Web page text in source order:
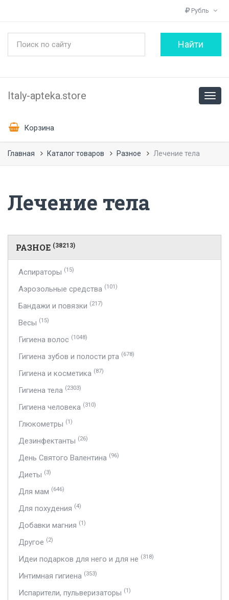
Рубль
Italy-apteka.store
Корзина
Главная Каталог товаров Разное Лечение тела
Лечение тела
РАЗНОЕ (38213)
Аспираторы (15)
Аэрозольные средства (101)
Бандажи и повязки (217)
Весы (15)
Гигиена волос (1048)
Гигиена зубов и полости рта (678)
Гигиена и косметика (87)
Гигиена тела (2303)
Гигиена человека (310)
Глюкометры (1)
Дезинфектанты (26)
День Святого Валентина (96)
Диеты (3)
Для мам (646)
Для похудения (4)
Добавки магния (1)
Другое (2)
Идеи подарков для него и для не (318)
Интимная гигиена (353)
Испарители, пульверизаторы (1)